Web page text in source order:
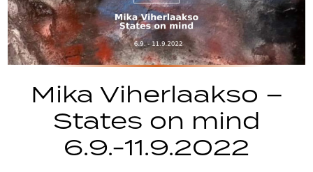
Mika Viherlaakso –
States on mind
6.9.-11.9.2022